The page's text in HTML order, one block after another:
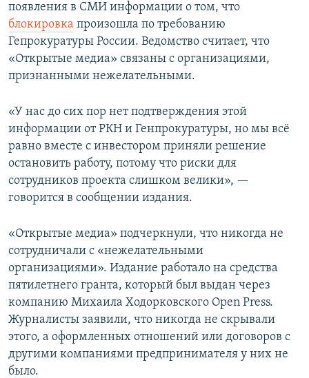
появления в СМИ информации о том, что
блокировка произошла по требованию
Гепрокуратуры России. Ведомство считает, что
«Открытые медиа» связаны с организациями,
признанными нежелательными.
«У нас до сих пор нет подтверждения этой
информации от РКН и Генпрокуратуры, но мы всё
равно вместе с инвестором приняли решение
остановить работу, потому что риски для
сотрудников проекта слишком велики», —
говорится в сообщении издания.
«Открытые медиа» подчеркнули, что никогда не
сотрудничали с «нежелательными
организациями». Издание работало на средства
пятилетнего гранта, который был выдан через
компанию Михаила Ходорковского Open Press.
Журналисты заявили, что никогда не скрывали
этого, а оформленных отношений или договоров с
другими компаниями предпринимателя у них не
было.